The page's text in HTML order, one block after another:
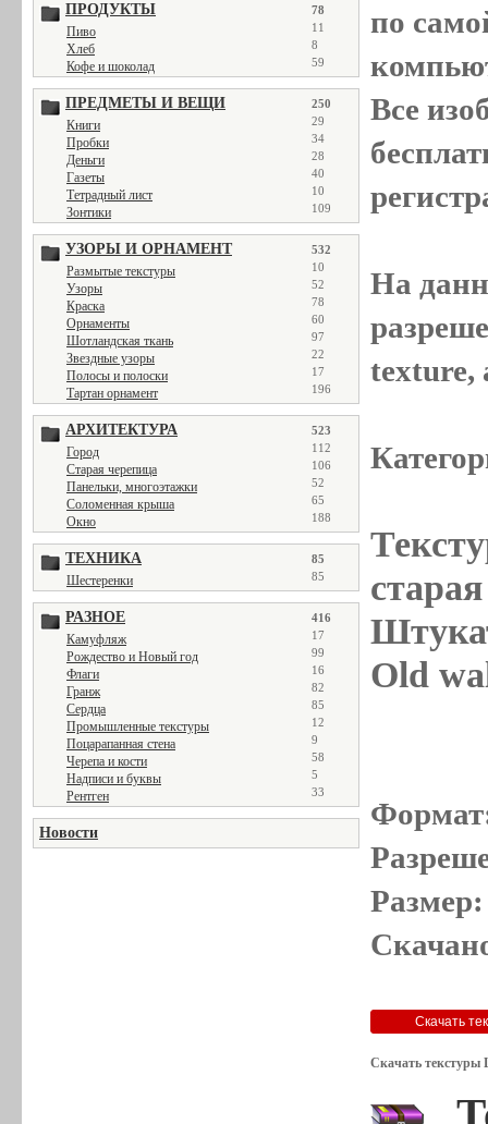
ПРОДУКТЫ 78
Пиво 11
Хлеб 8
Кофе и шоколад 59
ПРЕДМЕТЫ И ВЕЩИ 250
Книги 29
Пробки 34
Деньги 28
Газеты 40
Тетрадный лист 10
Зонтики 109
УЗОРЫ И ОРНАМЕНТ 532
Размытые текстуры 10
Узоры 52
Краска 78
Орнаменты 60
Шотландская ткань 97
Звездные узоры 22
Полосы и полоски 17
Тартан орнамент 196
АРХИТЕКТУРА 523
Город 112
Старая черепица 106
Панельки, многоэтажки 52
Соломенная крыша 65
Окно 188
ТЕХНИКА 85
Шестеренки 85
РАЗНОЕ 416
Камуфляж 17
Рождество и Новый год 99
Флаги 16
Гранж 82
Сердца 85
Промышленные текстуры 12
Поцарапанная стена 9
Черепа и кости 58
Надписи и буквы 5
Рентген 33
Новости
по
Все
На
texture,
Old
Скачать текстуры